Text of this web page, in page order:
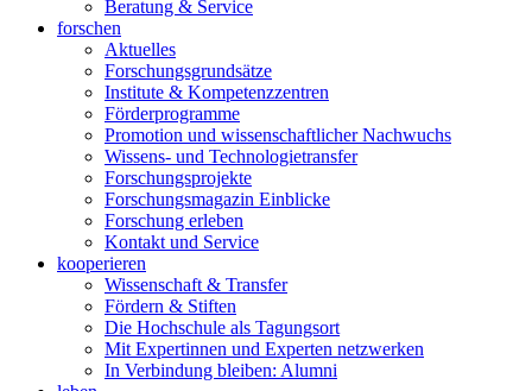
Beratung & Service
forschen
Aktuelles
Forschungsgrundsätze
Institute & Kompetenzzentren
Förderprogramme
Promotion und wissenschaftlicher Nachwuchs
Wissens- und Technologietransfer
Forschungsprojekte
Forschungsmagazin Einblicke
Forschung erleben
Kontakt und Service
kooperieren
Wissenschaft & Transfer
Fördern & Stiften
Die Hochschule als Tagungsort
Mit Expertinnen und Experten netzwerken
In Verbindung bleiben: Alumni